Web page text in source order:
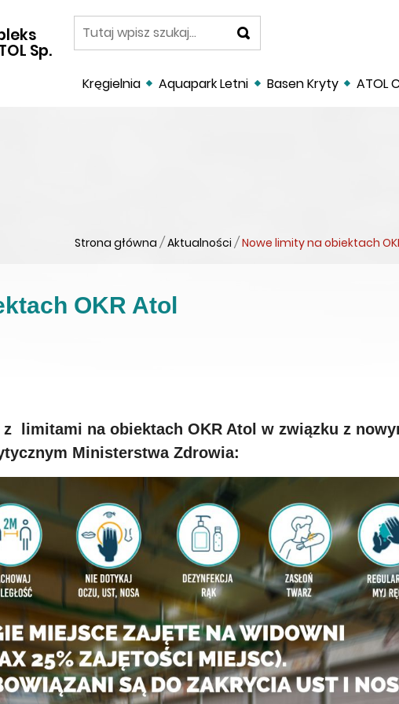
Sp.
szukaj
Kręgielnia Aquapark Letni Basen Kryty ATOL
Strona główna / Aktualności / Nowe limity na obiektach
OKR Atol
limitami na obiektach OKR Atol w związku z
Ministerstwa Zdrowia: